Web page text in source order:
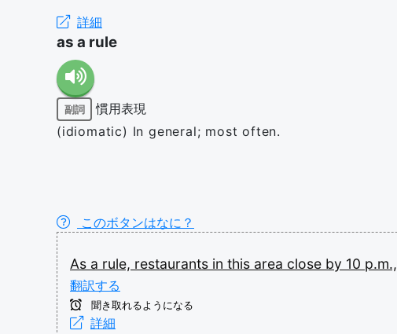
詳細
as a rule
副詞
慣用表現
(idiomatic) In general; most often.
このボタンはなに？
As a rule, restaurants in this area close by 10 p.m.,
翻訳する
聞き取れるようになる
詳細